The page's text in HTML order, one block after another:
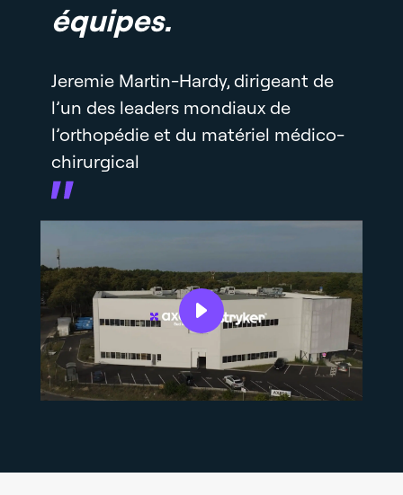
équipes.
Jeremie Martin-Hardy, dirigeant de
l’un des leaders mondiaux de
l’orthopédie et du matériel médico-
chirurgical